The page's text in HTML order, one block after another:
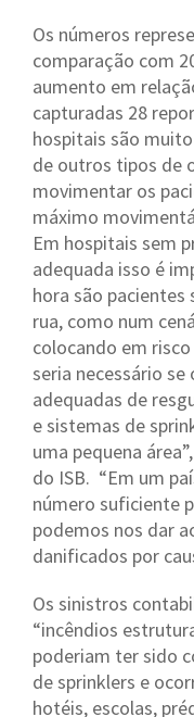
Os números
comparação com
aumento em
capturadas 28
hospitais são
de outros tipos de
movimentar os
máximo
Em hospitais sem
adequada isso é
hora são pacientes
rua, como num
colocando em
seria necessário
adequadas de
e sistemas de
uma pequena
do ISB. “Em um
número suficiente
podemos nos dar
danificados por
Os sinistros
“incêndios
poderiam ter sido
de sprinklers e
hotéis, escolas,